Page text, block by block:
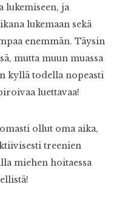
lukemiseen, ja
lukemaan sekä
enemmän. Täysin
mutta muun muassa
kyllä todella nopeasti
luettavaa!
ollut oma aika,
treenien
miehen hoitaessa